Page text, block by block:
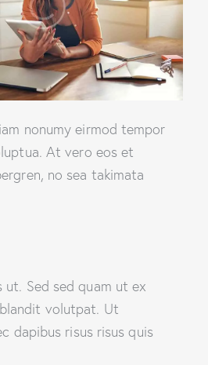
nonumy eirmod tempor
At vero eos et
no sea takimata
ut. Sed sed quam ut ex
volutpat. Ut
dapibus risus risus quis